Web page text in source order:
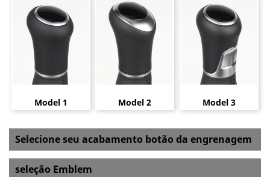
Model 1 Model 2 Model 3
Selecione seu acabamento botão da engrenagem
seleção Emblem